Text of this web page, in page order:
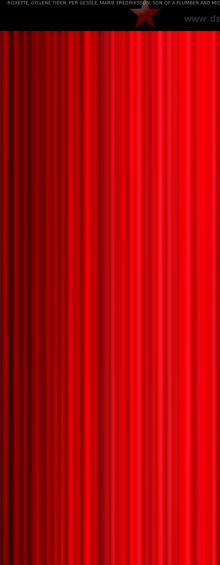
ROXETTE, GYLLENE TIDER, PER GESSLE, MARIE FREDRIKSSON, SON OF A PLUMBER AND